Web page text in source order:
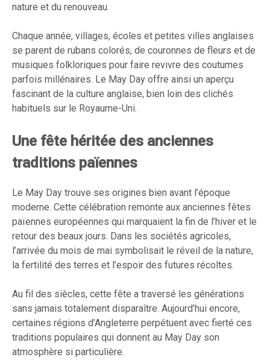
nature et du renouveau.
Chaque année, villages, écoles et petites villes anglaises
se parent de rubans colorés, de couronnes de fleurs et de
musiques folkloriques pour faire revivre des coutumes
parfois millénaires. Le May Day offre ainsi un aperçu
fascinant de la culture anglaise, bien loin des clichés
habituels sur le Royaume-Uni.
Une fête héritée des anciennes
traditions païennes
Le May Day trouve ses origines bien avant l’époque
moderne. Cette célébration remonte aux anciennes fêtes
païennes européennes qui marquaient la fin de l’hiver et le
retour des beaux jours. Dans les sociétés agricoles,
l’arrivée du mois de mai symbolisait le réveil de la nature,
la fertilité des terres et l’espoir des futures récoltes.
Au fil des siècles, cette fête a traversé les générations
sans jamais totalement disparaître. Aujourd’hui encore,
certaines régions d’Angleterre perpétuent avec fierté ces
traditions populaires qui donnent au May Day son
atmosphère si particulière.